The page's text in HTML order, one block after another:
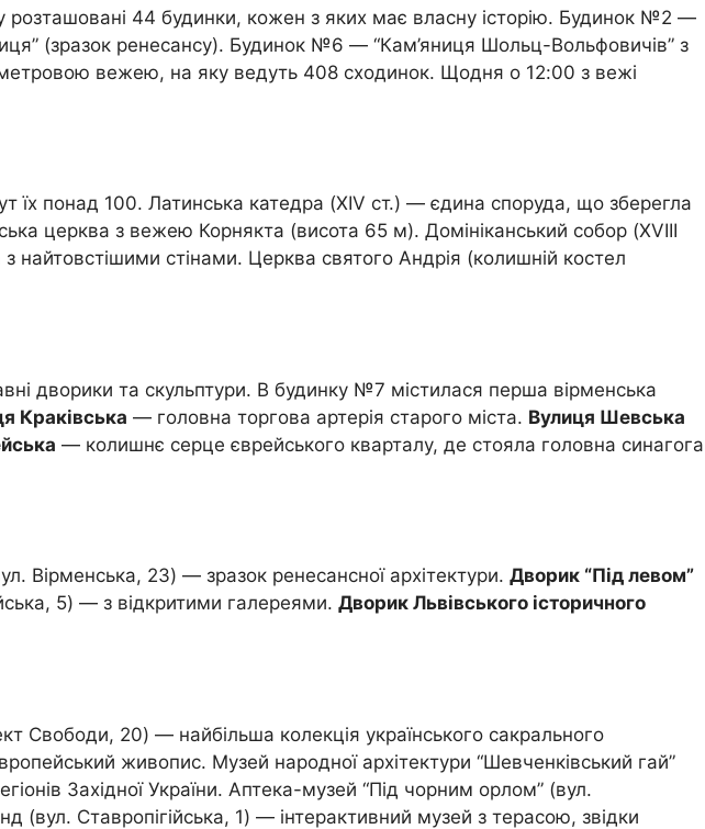
44 будинки, кожен з яких має власну історію. Будинок №2 —
(зразок ренесансу). Будинок №6 — “Кам’яниця Шольц-Вольфовичів” з
вежею, на яку ведуть 408 сходинок. Щодня о 12:00 з вежі
їх понад 100. Латинська катедра (XIV ст.) — єдина споруда, що зберегла
церква з вежею Корнякта (висота 65 м). Домініканський собор (XVIII
стінами. Церква святого Андрія (колишній костел
дворики та скульптури. В будинку №7 містилася перша вірменська
Краківська — головна торгова артерія старого міста. Вулиця Шевська
— колишнє серце єврейського кварталу, де стояла головна синагога
Вірменська, 23) — зразок ренесансної архітектури. Дворик “Під левом”
5) — з відкритими галереями. Дворик Львівського історичного
Свободи, 20) — найбільша колекція українського сакрального
живопис. Музей народної архітектури “Шевченківський гай”
Західної України. Аптека-музей “Під чорним орлом” (вул.
(вул. Ставропігійська, 1) — інтерактивний музей з терасою, звідки